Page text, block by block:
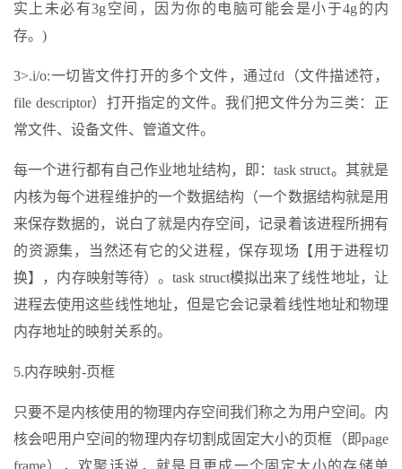
实上未必有3g空间，因为你的电脑可能会是小于4g的内
存。)
3>.i/o:一切皆文件打开的多个文件，通过fd（文件描述符，
file descriptor）打开指定的文件。我们把文件分为三类：正
常文件、设备文件、管道文件。
每一个进行都有自己作业地址结构，即：task struct。其就是
内核为每个进程维护的一个数据结构（一个数据结构就是用
来保存数据的，说白了就是内存空间，记录着该进程所拥有
的资源集，当然还有它的父进程，保存现场【用于进程切
换】，内存映射等待）。task struct模拟出来了线性地址，让
进程去使用这些线性地址，但是它会记录着线性地址和物理
内存地址的映射关系的。
5.内存映射-页框
只要不是内核使用的物理内存空间我们称之为用户空间。内
核会吧用户空间的物理内存切割成固定大小的页框（即page